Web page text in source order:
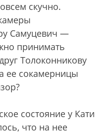
скучно.
Самуцевич —
принимать
Толоконникову
ее сокамерницы
состояние у Кати
что на нее